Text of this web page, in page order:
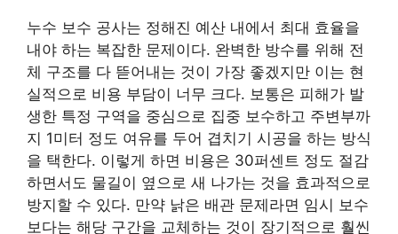
누수 보수 공사는 정해진 예산 내에서 최대 효율을
내야 하는 복잡한 문제이다. 완벽한 방수를 위해 전
체 구조를 다 뜯어내는 것이 가장 좋겠지만 이는 현
실적으로 비용 부담이 너무 크다. 보통은 피해가 발
생한 특정 구역을 중심으로 집중 보수하고 주변부까
지 1미터 정도 여유를 두어 겹치기 시공을 하는 방식
을 택한다. 이렇게 하면 비용은 30퍼센트 정도 절감
하면서도 물길이 옆으로 새 나가는 것을 효과적으로
방지할 수 있다. 만약 낡은 배관 문제라면 임시 보수
보다는 해당 구간을 교체하는 것이 장기적으로 훨씬